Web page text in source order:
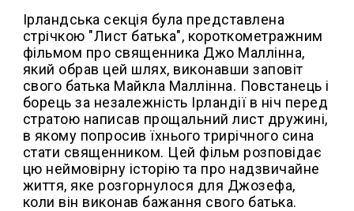
Ірландська секція була представлена
стрічкою "Лист батька", короткометражним
фільмом про священника Джо Маллінна,
який обрав цей шлях, виконавши заповіт
свого батька Майкла Маллінна. Повстанець і
борець за незалежність Ірландії в ніч перед
стратою написав прощальний лист дружині,
в якому попросив їхнього трирічного сина
стати священником. Цей фільм розповідає
цю неймовірну історію та про надзвичайне
життя, яке розгорнулося для Джозефа,
коли він виконав бажання свого батька.